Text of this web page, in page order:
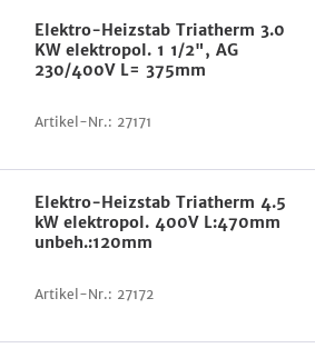
Elektro-Heizstab Triatherm 3.0
KW elektropol. 1 1/2", AG
230/400V L= 375mm
Artikel-Nr.: 27171
Elektro-Heizstab Triatherm 4.5
kW elektropol. 400V L:470mm
unbeh.:120mm
Artikel-Nr.: 27172